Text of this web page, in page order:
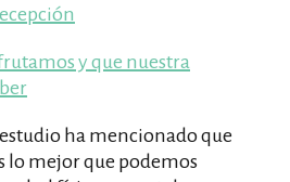
y que nuestra
ha mencionado que
lo mejor que podemos